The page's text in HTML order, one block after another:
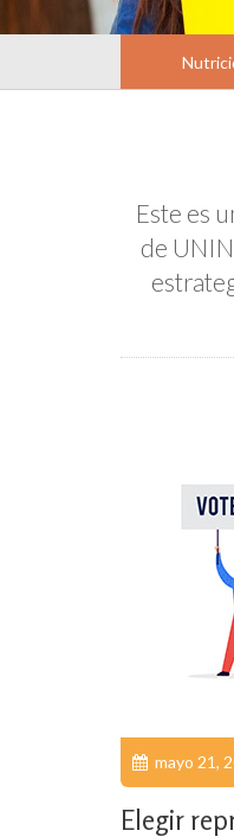
Este es
de
mayo 21,
Elegir